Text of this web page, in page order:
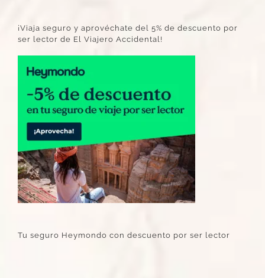
¡Viaja seguro y aprovéchate del 5% de descuento por
ser lector de El Viajero Accidental!
Tu seguro Heymondo con descuento por ser lector